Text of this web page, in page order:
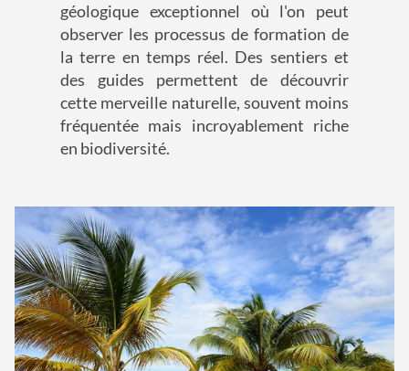
géologique exceptionnel où l'on peut
observer les processus de formation de
la terre en temps réel. Des sentiers et
des guides permettent de découvrir
cette merveille naturelle, souvent moins
fréquentée mais incroyablement riche
en biodiversité.